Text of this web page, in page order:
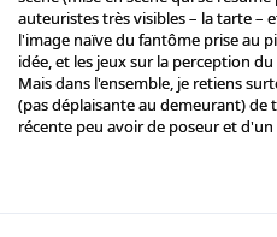
auteuristes très visibles – la tarte –
l'image naïve du fantôme prise au
idée, et les jeux sur la perception
Mais dans l'ensemble, je retiens
(pas déplaisante au demeurant) de
récente peu avoir de poseur et d'un